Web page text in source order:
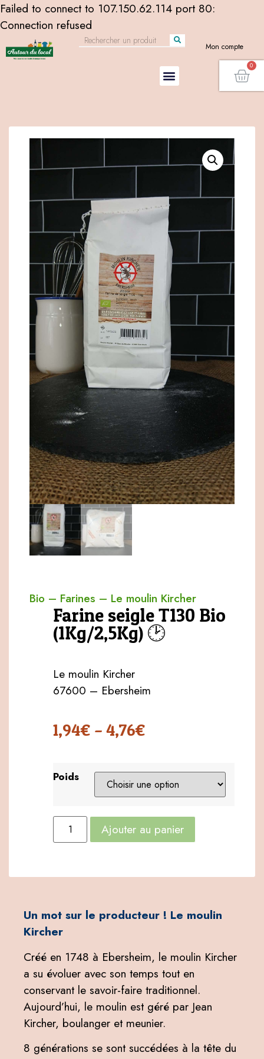
Failed to connect to 107.150.62.114 port 80:
Connection refused
Mon compte
Bio – Farines – Le moulin Kircher
Farine seigle T130 Bio
(1Kg/2,5Kg) 🕑
Le moulin Kircher
67600 – Ebersheim
1,94€ – 4,76€
Poids
Ajouter au panier
Un mot sur le producteur ! Le moulin
Kircher
Créé en 1748 à Ebersheim, le moulin Kircher
a su évoluer avec son temps tout en
conservant le savoir-faire traditionnel.
Aujourd’hui, le moulin est géré par Jean
Kircher, boulanger et meunier.
8 générations se sont succédées à la tête du